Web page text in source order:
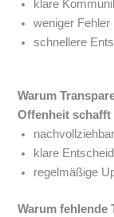
klare
weniger Fehler
schnellere
Warum
Offenheit schafft
klare
regelmäßige
Warum fehlende